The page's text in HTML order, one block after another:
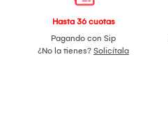
Hasta 36 cuotas
Pagando con Sip
¿No la tienes? Solicítala